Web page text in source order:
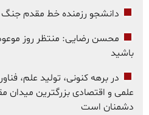
دانشجو رزمنده خط مقدم
محسن رضایی: منتظر روز
باشید
در برهه کنونی، تولید علم،
علمی و اقتصادی بزرگترین میدان
دشمنان است